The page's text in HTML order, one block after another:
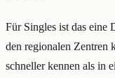
Für Singles ist das eine
den regionalen Zentren
schneller kennen als in